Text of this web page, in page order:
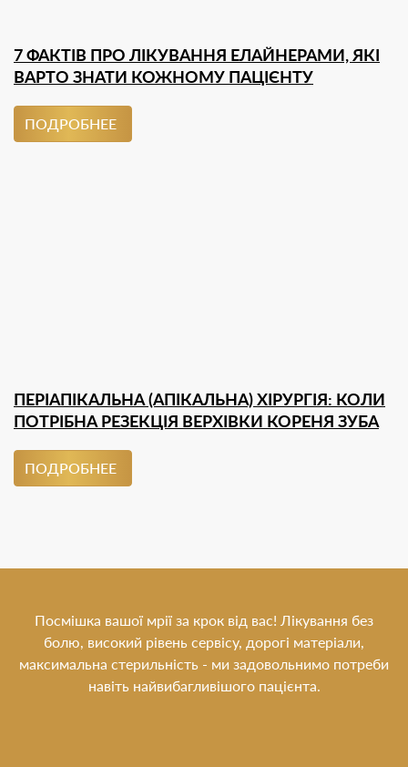
7 ФАКТІВ ПРО ЛІКУВАННЯ ЕЛАЙНЕРАМИ, ЯКІ
ВАРТО ЗНАТИ КОЖНОМУ ПАЦІЄНТУ
ПОДРОБНЕЕ
ПЕРІАПІКАЛЬНА (АПІКАЛЬНА) ХІРУРГІЯ: КОЛИ
ПОТРІБНА РЕЗЕКЦІЯ ВЕРХІВКИ КОРЕНЯ ЗУБА
ПОДРОБНЕЕ
Посмішка вашої мрії за крок від вас! Лікування без
болю, високий рівень сервісу, дорогі матеріали,
максимальна стерильність - ми задовольнимо потреби
навіть найвибагливішого пацієнта.